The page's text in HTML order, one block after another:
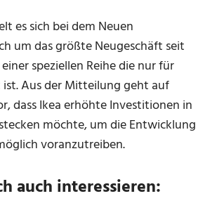
es sich bei dem Neuen
um das größte Neugeschäft seit
speziellen Reihe die nur für
Aus der Mitteilung geht auf
dass Ikea erhöhte Investitionen in
möchte, um die Entwicklung
voranzutreiben.
auch interessieren: